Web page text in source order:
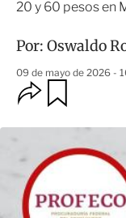
20 y 60 pesos en
Por: Oswaldo
09 de mayo de 2026 -
O
p
i
n
s
d
r
d
a